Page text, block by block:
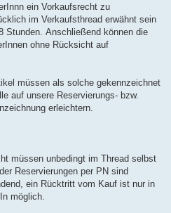
ein Vorkaufsrecht zu
im Verkaufsthread erwähnt sein
Stunden. Anschließend können die
ohne Rücksicht auf
müssen als solche gekennzeichnet
auf unsere Reservierungs- bzw.
erleichtern.
müssen unbedingt im Thread selbst
Reservierungen per PN sind
ein Rücktritt vom Kauf ist nur in
möglich.